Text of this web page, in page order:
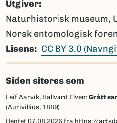
Utgiver
Naturhistorisk museum,
Norsk entomologisk
Lisens
CC BY 3.0
Siden siteres som
Leif Aarvik, Hallvard Elven: Grått
(Aurivillius, 1889)
Hentet 07.08.2026 fra https://